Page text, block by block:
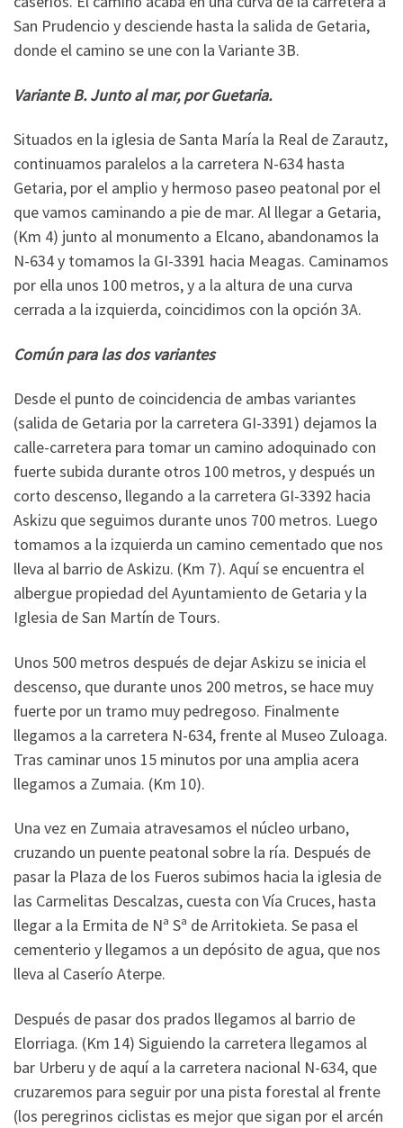
San Prudencio y desciende hasta la salida de Getaria,
donde el camino se une con la Variante 3B.
Variante B. Junto al mar, por Guetaria.
Situados en la iglesia de Santa María la Real de Zarautz,
continuamos paralelos a la carretera N-634 hasta
Getaria, por el amplio y hermoso paseo peatonal por el
que vamos caminando a pie de mar. Al llegar a Getaria,
(Km 4) junto al monumento a Elcano, abandonamos la
N-634 y tomamos la GI-3391 hacia Meagas. Caminamos
por ella unos 100 metros, y a la altura de una curva
cerrada a la izquierda, coincidimos con la opción 3A.
Común para las dos variantes
Desde el punto de coincidencia de ambas variantes
(salida de Getaria por la carretera GI-3391) dejamos la
calle-carretera para tomar un camino adoquinado con
fuerte subida durante otros 100 metros, y después un
corto descenso, llegando a la carretera GI-3392 hacia
Askizu que seguimos durante unos 700 metros. Luego
tomamos a la izquierda un camino cementado que nos
lleva al barrio de Askizu. (Km 7). Aquí se encuentra el
albergue propiedad del Ayuntamiento de Getaria y la
Iglesia de San Martín de Tours.
Unos 500 metros después de dejar Askizu se inicia el
descenso, que durante unos 200 metros, se hace muy
fuerte por un tramo muy pedregoso. Finalmente
llegamos a la carretera N-634, frente al Museo Zuloaga.
Tras caminar unos 15 minutos por una amplia acera
llegamos a Zumaia. (Km 10).
Una vez en Zumaia atravesamos el núcleo urbano,
cruzando un puente peatonal sobre la ría. Después de
pasar la Plaza de los Fueros subimos hacia la iglesia de
las Carmelitas Descalzas, cuesta con Vía Cruces, hasta
llegar a la Ermita de Nª Sª de Arritokieta. Se pasa el
cementerio y llegamos a un depósito de agua, que nos
lleva al Caserío Aterpe.
Después de pasar dos prados llegamos al barrio de
Elorriaga. (Km 14) Siguiendo la carretera llegamos al
bar Urberu y de aquí a la carretera nacional N-634, que
cruzaremos para seguir por una pista forestal al frente
(los peregrinos ciclistas es mejor que sigan por el arcén